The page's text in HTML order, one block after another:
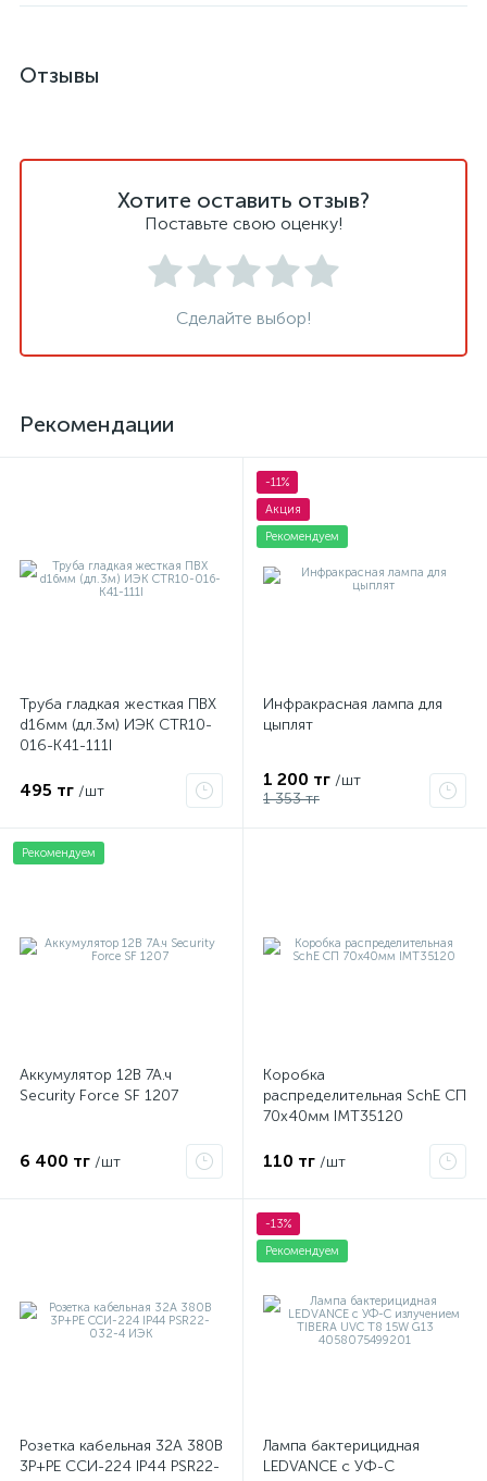
Отзывы
Хотите оставить отзыв?
Поставьте свою оценку!
Сделайте выбор!
Рекомендации
Труба гладкая жесткая ПВХ
d16мм (дл.3м) ИЭК CTR10-
016-K41-111I
495 тг /шт
-11%
Акция
Рекомендуем
Инфракрасная лампа для
цыплят
1 200 тг /шт
1 353 тг
Рекомендуем
Аккумулятор 12В 7А.ч
Security Force SF 1207
6 400 тг /шт
Коробка
распределительная SchE СП
70х40мм IMT35120
110 тг /шт
Розетка кабельная 32А 380В
3P+PЕ ССИ-224 IP44 PSR22-
-13%
Рекомендуем
Лампа бактерицидная
LEDVANCE с УФ-С